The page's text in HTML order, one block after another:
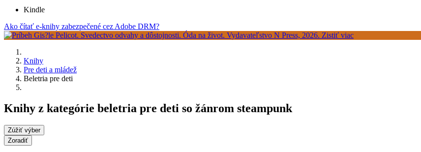
Kindle
Ako čítať e-knihy zabezpečené cez Adobe DRM?
Knihy
Pre deti a mládež
Beletria pre deti
Knihy z kategórie beletria pre deti so žánrom steampunk
Zúžiť výber
Zoradiť